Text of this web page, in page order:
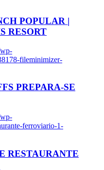
POPULAR |
RESORT
fileminimizer-
PREPARA-SE
ferroviario-1-
RESTAURANTE